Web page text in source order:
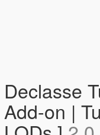
Declasse
Add-on |